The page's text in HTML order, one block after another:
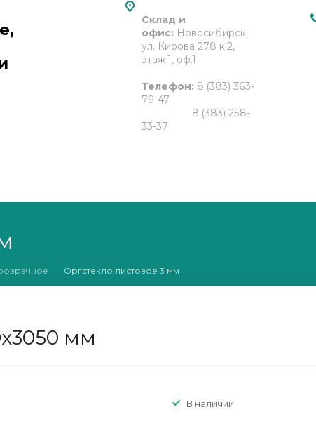
Склад и
офис: Новосибирск
ул. Кирова 278 к.2,
этаж 1, оф.1
Телефон: 8 (383) 363-
79-47
8 (383) 258-
33-37
Оргстекло листовое 3 мм
мм
В наличии